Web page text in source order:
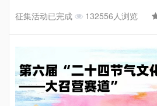
征集活动已完成 132556人浏览